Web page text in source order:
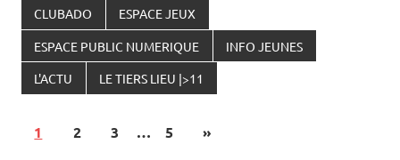
CLUBADO ESPACE JEUX
ESPACE PUBLIC NUMERIQUE INFO JEUNES
L'ACTU LE TIERS LIEU |>11
1 2 3 … 5 »